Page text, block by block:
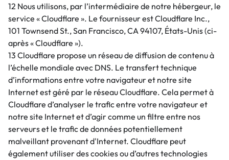
12 Nous utilisons, par l’intermédiaire de notre hébergeur, le
service « Cloudflare ». Le fournisseur est Cloudflare Inc.,
101 Townsend St., San Francisco, CA 94107, États-Unis (ci-
après « Cloudflare »).
13 Cloudflare propose un réseau de diffusion de contenu à
l’échelle mondiale avec DNS. Le transfert technique
d’informations entre votre navigateur et notre site
Internet est géré par le réseau Cloudflare. Cela permet à
Cloudflare d’analyser le trafic entre votre navigateur et
notre site Internet et d’agir comme un filtre entre nos
serveurs et le trafic de données potentiellement
malveillant provenant d'Internet. Cloudflare peut
également utiliser des cookies ou d’autres technologies